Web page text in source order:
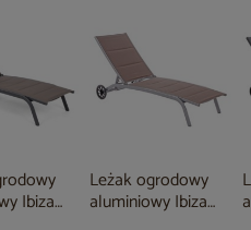
Ibiza
Leżak ogrodowy
aluminiowy Ibiza